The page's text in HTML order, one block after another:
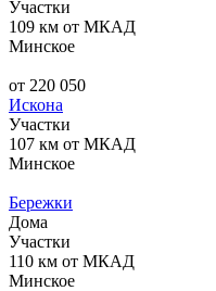
Участки
109 км от МКАД
Минское
от 220 050
Искона
Участки
107 км от МКАД
Минское
Бережки
Дома
Участки
110 км от МКАД
Минское